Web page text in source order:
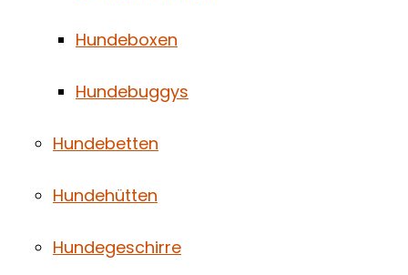
Hundeboxen
Hundebuggys
Hundebetten
Hundehütten
Hundegeschirre